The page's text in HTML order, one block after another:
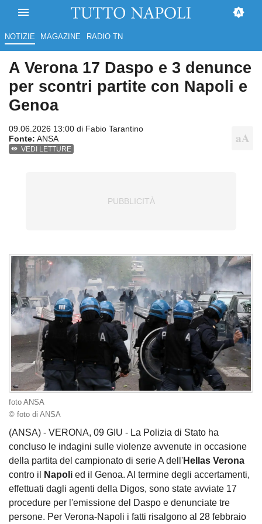
NOTIZIE MAGAZINE RADIO TN
A Verona 17 Daspo e 3 denunce
per scontri partite con Napoli e
Genoa
09.06.2026 13:00 di Fabio Tarantino
Fonte: ANSA
VEDI LETTURE
foto ANSA
© foto di ANSA
(ANSA) - VERONA, 09 GIU - La Polizia di Stato ha
concluso le indagini sulle violenze avvenute in occasione
della partita del campionato di serie A dell'Hellas Verona
contro il
Napoli ed il Genoa. Al termine degli accertamenti,
effettuati dagli agenti della Digos, sono state avviate 17
procedure per l'emissione del Daspo e denunciate tre
persone. Per Verona-Napoli i fatti risalgono al 28 febbraio